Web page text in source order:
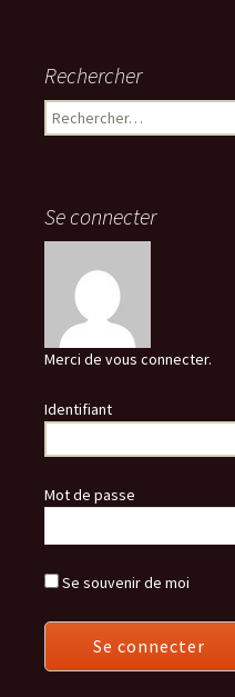
Rechercher
Rechercher :
Se connecter
Merci de vous connecter.
Identifiant
Mot de passe
Se souvenir de moi